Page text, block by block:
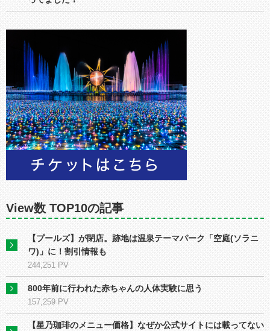
View数 TOP10の記事
【プールズ】が閉店。跡地は温泉テーマパーク「空庭(ソラニ
ワ)」に！割引情報も
244,251 PV
800年前に行われた赤ちゃんの人体実験に思う
157,259 PV
【星乃珈琲のメニュー価格】なぜか公式サイトには載ってない